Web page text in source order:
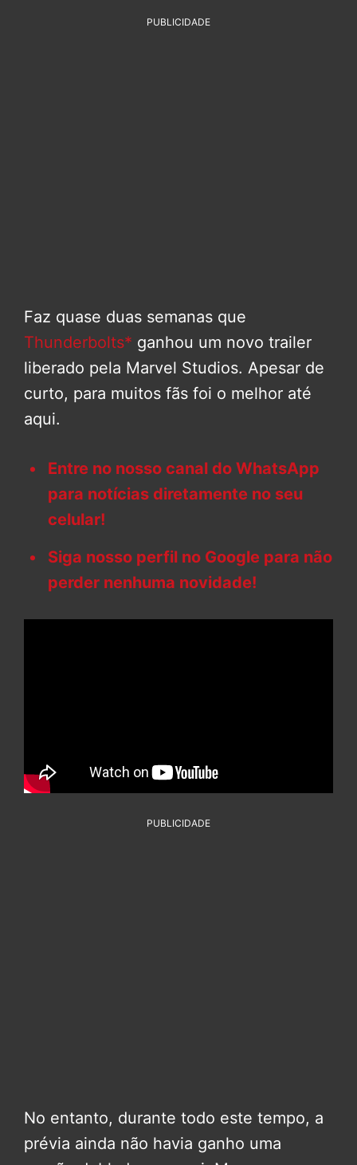
PUBLICIDADE
Faz quase duas semanas que
Thunderbolts* ganhou um novo trailer
liberado pela Marvel Studios. Apesar de
curto, para muitos fãs foi o melhor até
aqui.
Entre no nosso canal do WhatsApp
para notícias diretamente no seu
celular!
Siga nosso perfil no Google para não
perder nenhuma novidade!
PUBLICIDADE
No entanto, durante todo este tempo, a
prévia ainda não havia ganho uma